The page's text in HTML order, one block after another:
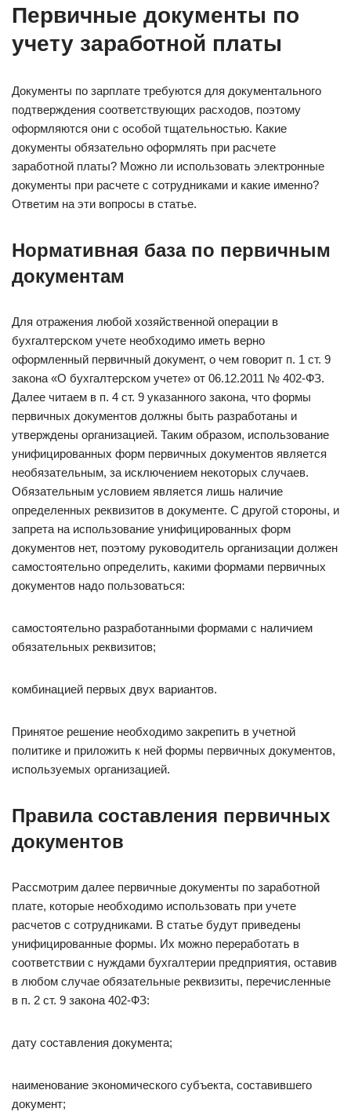
Первичные документы по
учету заработной платы
Документы по зарплате требуются для документального
подтверждения соответствующих расходов, поэтому
оформляются они с особой тщательностью. Какие
документы обязательно оформлять при расчете
заработной платы? Можно ли использовать электронные
документы при расчете с сотрудниками и какие именно?
Ответим на эти вопросы в статье.
Нормативная база по первичным
документам
Для отражения любой хозяйственной операции в
бухгалтерском учете необходимо иметь верно
оформленный первичный документ, о чем говорит п. 1 ст. 9
закона «О бухгалтерском учете» от 06.12.2011 № 402-ФЗ.
Далее читаем в п. 4 ст. 9 указанного закона, что формы
первичных документов должны быть разработаны и
утверждены организацией. Таким образом, использование
унифицированных форм первичных документов является
необязательным, за исключением некоторых случаев.
Обязательным условием является лишь наличие
определенных реквизитов в документе. С другой стороны, и
запрета на использование унифицированных форм
документов нет, поэтому руководитель организации должен
самостоятельно определить, какими формами первичных
документов надо пользоваться:
самостоятельно разработанными формами с наличием
обязательных реквизитов;
комбинацией первых двух вариантов.
Принятое решение необходимо закрепить в учетной
политике и приложить к ней формы первичных документов,
используемых организацией.
Правила составления первичных
документов
Рассмотрим далее первичные документы по заработной
плате, которые необходимо использовать при учете
расчетов с сотрудниками. В статье будут приведены
унифицированные формы. Их можно переработать в
соответствии с нуждами бухгалтерии предприятия, оставив
в любом случае обязательные реквизиты, перечисленные
в п. 2 ст. 9 закона 402-ФЗ:
дату составления документа;
наименование экономического субъекта, составившего
документ;